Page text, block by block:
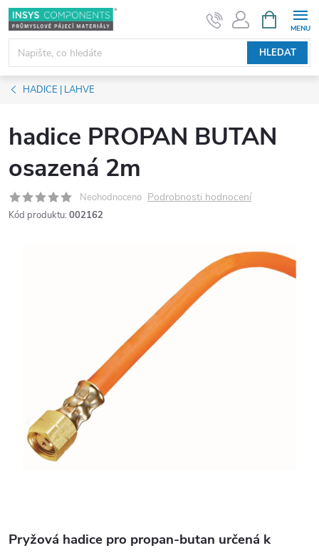
Přejít
na
obsah
HLEDAT
NÁKUPNÍ
KOŠÍK
HADICE | LAHVE
hadice PROPAN BUTAN
osazená 2m
Neohodnoceno Podrobnosti hodnocení
Kód produktu: 002162
Pryžová hadice pro propan-butan určená k